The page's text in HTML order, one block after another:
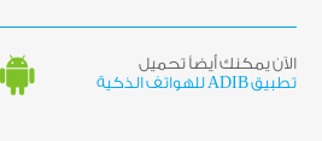
الآن يمكنك أيضاً تحميل
تطبيق ADIB للهواتف الذكية